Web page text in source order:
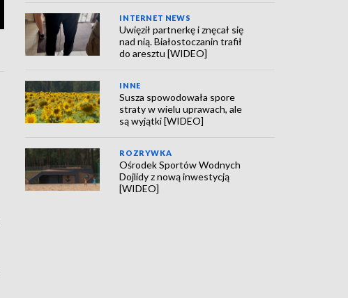
INTERNET NEWS
Uwięził partnerkę i znęcał się
nad nią. Białostoczanin trafił
do aresztu [WIDEO]
INNE
Susza spowodowała spore
straty w wielu uprawach, ale
są wyjątki [WIDEO]
ROZRYWKA
Ośrodek Sportów Wodnych
Dojlidy z nową inwestycją
[WIDEO]